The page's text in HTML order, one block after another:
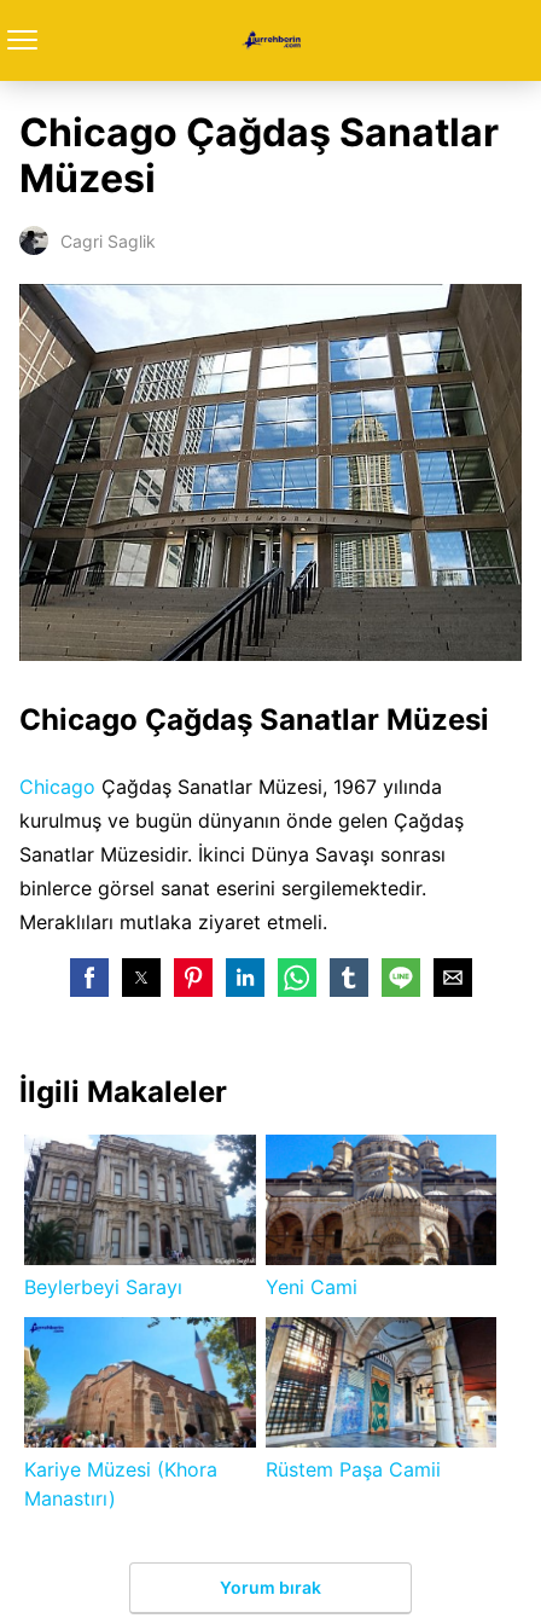
Chicago Çağdaş Sanatlar
Müzesi
Cagri Saglik
Chicago Çağdaş Sanatlar Müzesi
Chicago Çağdaş Sanatlar Müzesi, 1967 yılında
kurulmuş ve bugün dünyanın önde gelen Çağdaş
Sanatlar Müzesidir. İkinci Dünya Savaşı sonrası
binlerce görsel sanat eserini sergilemektedir.
Meraklıları mutlaka ziyaret etmeli.
İlgili Makaleler
Beylerbeyi Sarayı Yeni Cami
Kariye Müzesi (Khora
Manastırı)
Rüstem Paşa Camii
Yorum bırak